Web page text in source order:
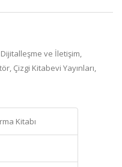
ve İletişim,
Çizgi Kitabevi Yayınları,
Kitabı